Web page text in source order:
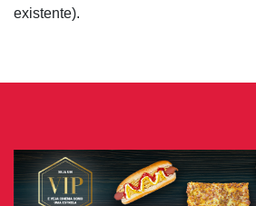
existente).